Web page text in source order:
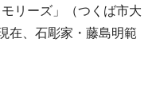
リーズ」（つくば市大
在、石彫家・藤島明範